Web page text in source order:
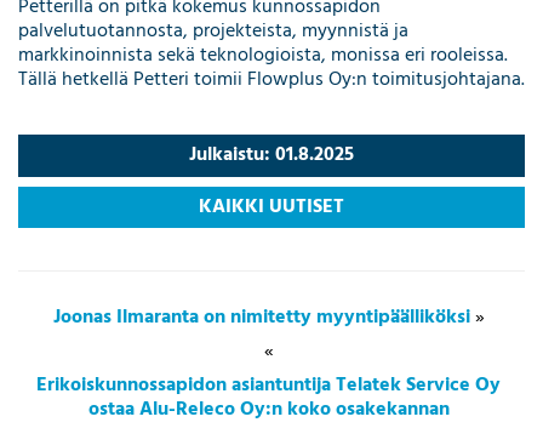
Petterillä on pitkä kokemus kunnossapidon
palvelutuotannosta, projekteista, myynnistä ja
markkinoinnista sekä teknologioista, monissa eri rooleissa.
Tällä hetkellä Petteri toimii Flowplus Oy:n toimitusjohtajana.
Julkaistu: 01.8.2025
KAIKKI UUTISET
Joonas Ilmaranta on nimitetty myyntipäälliköksi»
«
Erikoiskunnossapidon asiantuntija Telatek Service Oy
ostaa Alu-Releco Oy:n koko osakekannan